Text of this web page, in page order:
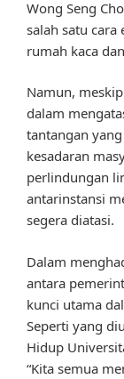
Wong Seng
salah satu
rumah kaca
Namun,
dalam
tantangan
kesadaran
perlindungan
antarinstansi
segera diatasi.
Dalam
antara
kunci utama
Seperti yang
Hidup
“Kita semua